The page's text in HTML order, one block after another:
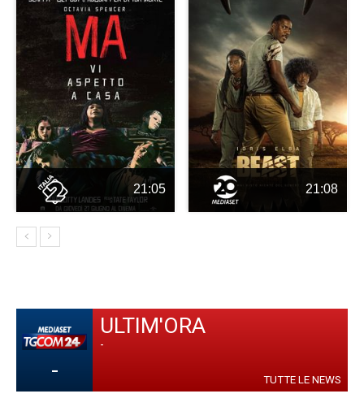
21:05 21:08
-
ULTIM'ORA
-
TUTTE LE NEWS